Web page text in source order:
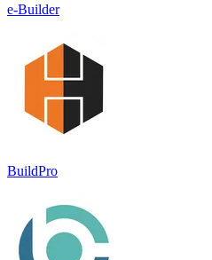
e-Builder
BuildPro